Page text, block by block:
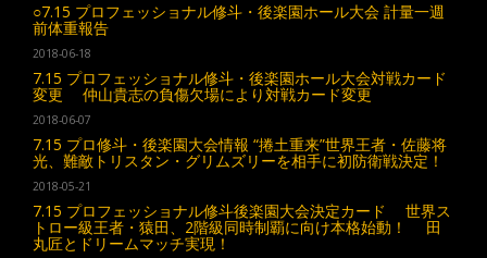
○7.15 プロフェッショナル修斗・後楽園ホール大会 計量一週
前体重報告
2018-06-18
7.15 プロフェッショナル修斗・後楽園ホール大会対戦カード
変更 仲山貴志の負傷欠場により対戦カード変更
2018-06-07
7.15 プロ修斗・後楽園大会情報 “捲土重来”世界王者・佐藤将
光、難敵トリスタン・グリムズリーを相手に初防衛戦決定！
2018-05-21
7.15 プロフェッショナル修斗後楽園大会決定カード 世界ス
トロー級王者・猿田、2階級同時制覇に向け本格始動！ 田
丸匠とドリームマッチ実現！